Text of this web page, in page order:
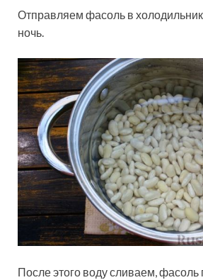
Отправляем фасоль в
ночь.
После этого воду сливаем,